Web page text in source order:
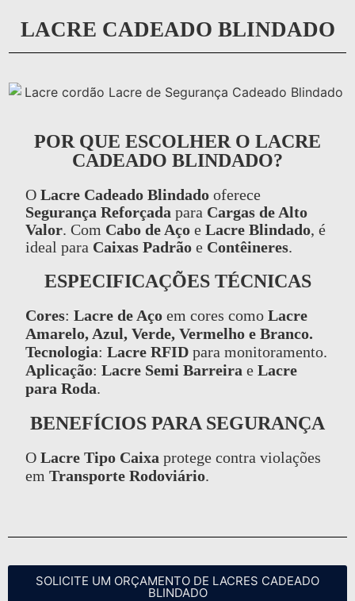
LACRE CADEADO BLINDADO
POR QUE ESCOLHER O LACRE
CADEADO BLINDADO?
O Lacre Cadeado Blindado oferece
Segurança Reforçada para Cargas de Alto
Valor. Com Cabo de Aço e Lacre Blindado, é
ideal para Caixas Padrão e Contêineres.
ESPECIFICAÇÕES TÉCNICAS
Cores: Lacre de Aço em cores como Lacre
Amarelo, Azul, Verde, Vermelho e Branco.
Tecnologia: Lacre RFID para monitoramento.
Aplicação: Lacre Semi Barreira e Lacre
para Roda.
BENEFÍCIOS PARA SEGURANÇA
O Lacre Tipo Caixa protege contra violações
em Transporte Rodoviário.
SOLICITE UM ORÇAMENTO DE LACRES CADEADO
BLINDADO